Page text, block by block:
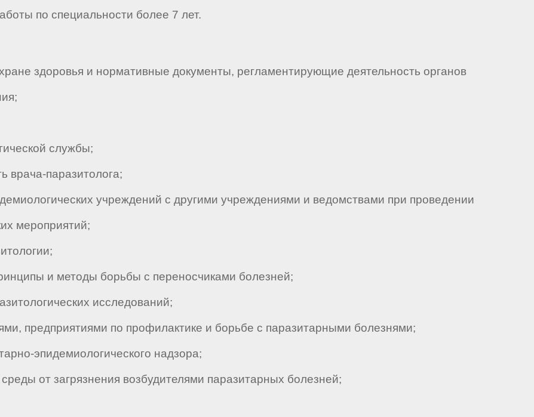
по специальности более 7 лет.
здоровья и нормативные документы, регламентирующие деятельность органов
службы;
врача-паразитолога;
учреждений с другими учреждениями и ведомствами при проведении
мероприятий;
и методы борьбы с переносчиками болезней;
исследований;
предприятиями по профилактике и борьбе с паразитарными болезнями;
эпидемиологического надзора;
от загрязнения возбудителями паразитарных болезней;